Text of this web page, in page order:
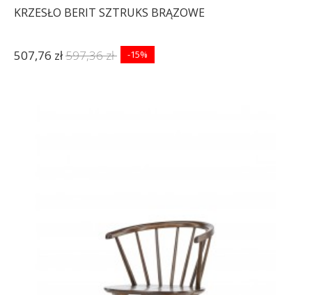
KRZESŁO BERIT SZTRUKS BRĄZOWE
507,76 zł597,36 zł -15%